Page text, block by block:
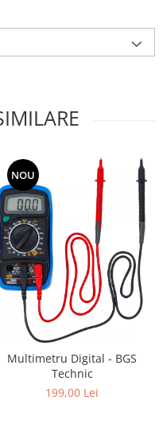
NOU
Multimetru Digital - BGS
Technic
199,00 Lei